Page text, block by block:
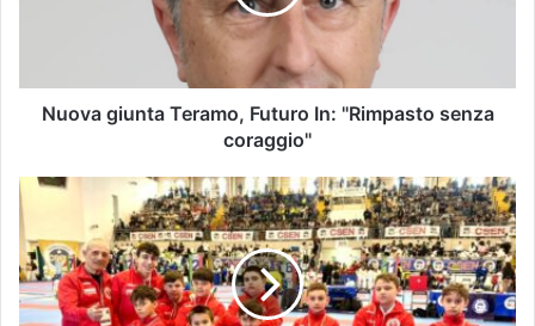
Nuova giunta Teramo, Futuro In: "Rimpasto senza
coraggio"